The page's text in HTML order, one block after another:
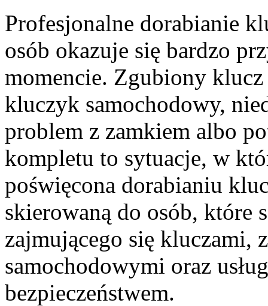
Profesjonalne dorabianie
osób okazuje się bardzo
momencie. Zgubiony
kluczyk samochodowy,
problem z zamkiem albo
kompletu to sytuacje, w
poświęcona dorabianiu
skierowaną do osób, które
zajmującego się kluczami,
samochodowymi oraz
bezpieczeństwem.